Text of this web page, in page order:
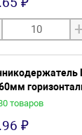
товаров
₽